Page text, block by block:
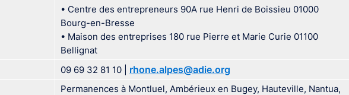
• Centre des entrepreneurs 90A rue Henri de Boissieu 01000
Bourg-en-Bresse
• Maison des entreprises 180 rue Pierre et Marie Curie 01100
Bellignat
09 69 32 81 10 | rhone.alpes@adie.org
Permanences à Montluel, Ambérieux en Bugey, Hauteville, Nantua,